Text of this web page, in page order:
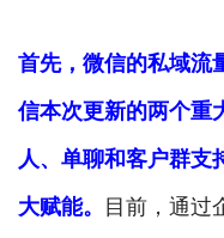
首先，微信的私域流
信本次更新的两个重
人、单聊和客户群支
大赋能。 目前，通过